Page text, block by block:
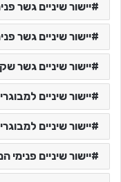
יישור שיניים גשר
יישור שיניים גשר
יישור שיניים גשר
יישור שיניים
יישור שיניים
יישור שיניים פנימי